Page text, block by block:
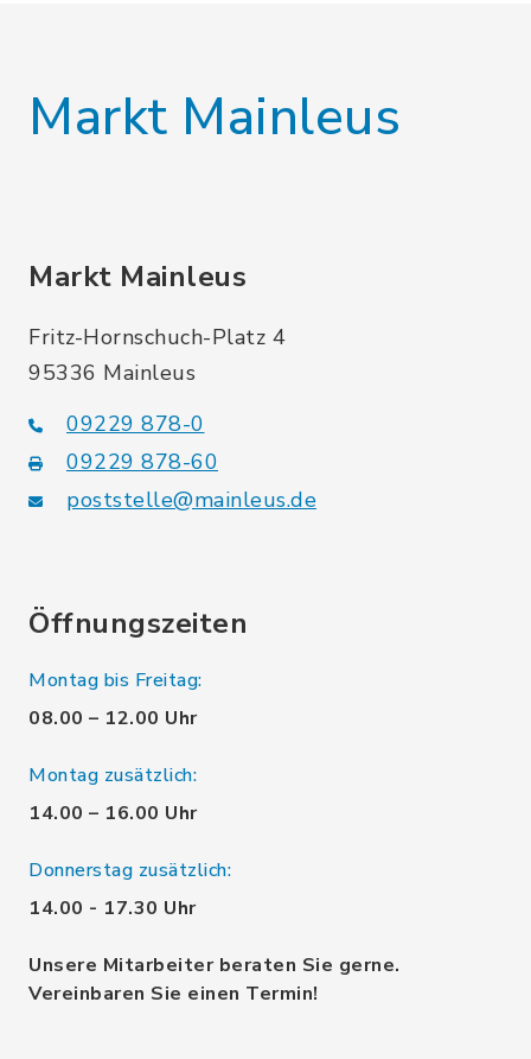
Markt Mainleus
Markt Mainleus
Fritz-Hornschuch-Platz 4
95336 Mainleus
09229 878-0
09229 878-60
poststelle@mainleus.de
Öffnungszeiten
Montag bis Freitag:
08.00 – 12.00 Uhr
Montag zusätzlich:
14.00 – 16.00 Uhr
Donnerstag zusätzlich:
14.00 - 17.30 Uhr
Unsere Mitarbeiter beraten Sie gerne.
Vereinbaren Sie einen Termin!